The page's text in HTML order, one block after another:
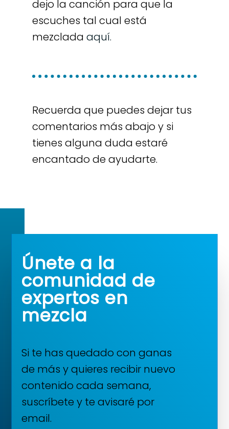
dejo la canción para que la
escuches tal cual está
mezclada aquí.
Recuerda que puedes dejar tus
comentarios más abajo y si
tienes alguna duda estaré
encantado de ayudarte.
Únete a la
comunidad de
expertos en
mezcla
Si te has quedado con ganas
de más y quieres recibir nuevo
contenido cada semana,
suscríbete y te avisaré por
email.